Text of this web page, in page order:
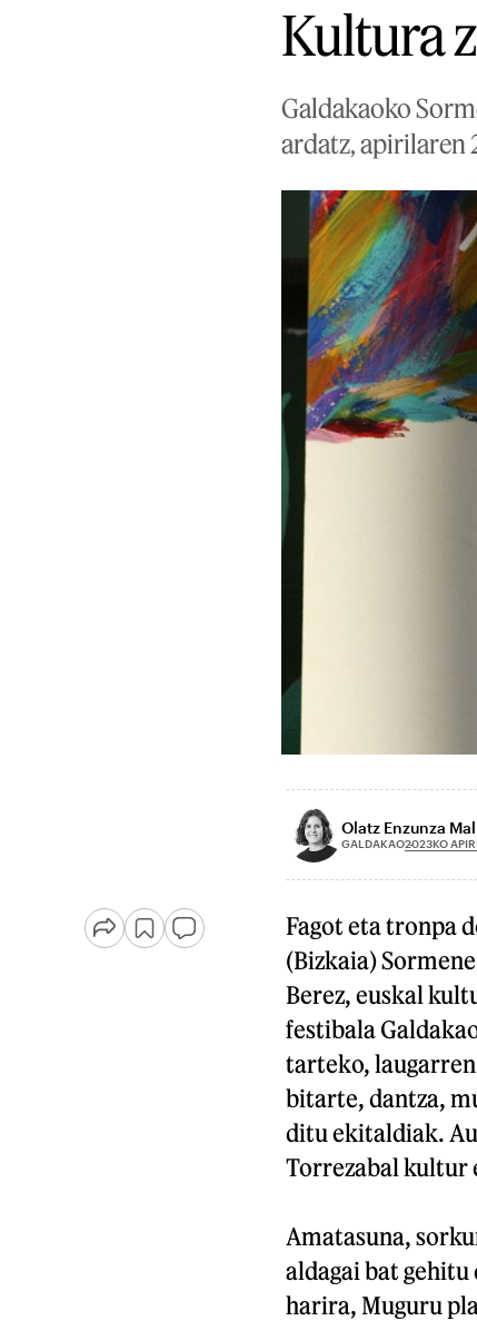
Kultura
Galdakaoko
ardatz, apirilaren
Olatz Enzunza
GALDAKAO2023KO
Fagot eta tronpa
(Bizkaia)
Berez, euskal
festibala
tarteko,
bitarte, dantza,
ditu ekitaldiak.
Torrezabal kultur
Amatasuna,
aldagai bat
harira, Muguru